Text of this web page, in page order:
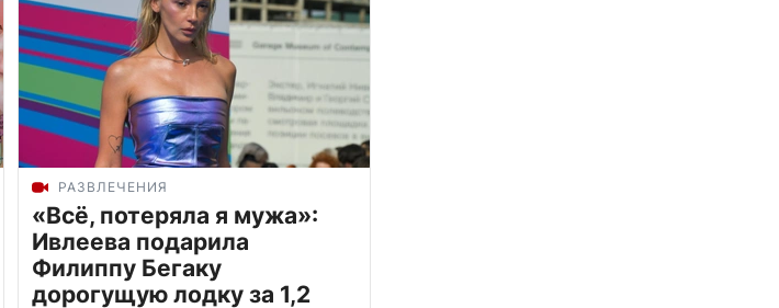
РАЗВЛЕЧЕНИЯ
«Всё, потеряла я мужа»:
Ивлеева подарила
Филиппу Бегаку
дорогущую лодку за 1,2